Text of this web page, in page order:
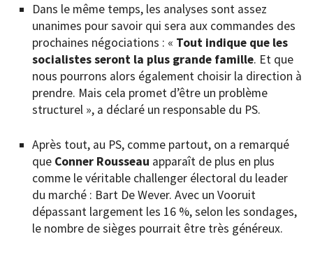
Dans le même temps, les analyses sont assez
unanimes pour savoir qui sera aux commandes des
prochaines négociations : « Tout indique que les
socialistes seront la plus grande famille. Et que
nous pourrons alors également choisir la direction à
prendre. Mais cela promet d’être un problème
structurel », a déclaré un responsable du PS.
Après tout, au PS, comme partout, on a remarqué
que Conner Rousseau apparaît de plus en plus
comme le véritable challenger électoral du leader
du marché : Bart De Wever. Avec un Vooruit
dépassant largement les 16 %, selon les sondages,
le nombre de sièges pourrait être très généreux.